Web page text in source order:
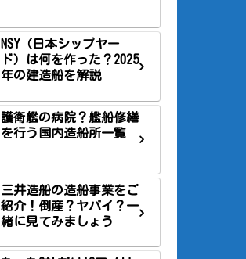
NSY（日本シップヤー
ド）は何を作った？2025
年の建造船を解説
護衛艦の病院？艦船修繕
を行う国内造船所一覧
三井造船の造船事業をご
紹介！倒産？ヤバイ？一
緒に見てみましょう